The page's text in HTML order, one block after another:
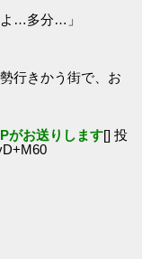
…多分…」
行きかう街で、お
がお送りします[] 投